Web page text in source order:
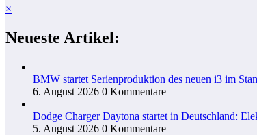
×
Neueste Artikel:
BMW startet Serienproduktion des neuen i3 im
6. August 2026 0 Kommentare
Dodge Charger Daytona startet in Deutschland:
5. August 2026 0 Kommentare